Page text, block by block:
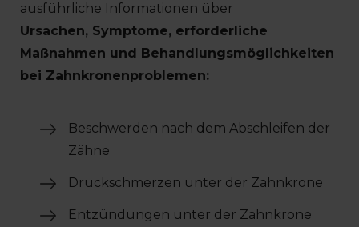
ausführliche Informationen über
Ursachen, Symptome, erforderliche
Maßnahmen und Behandlungsmöglichkeiten
bei Zahnkronenproblemen:
Beschwerden nach dem Abschleifen der
Zähne
Druckschmerzen unter der Zahnkrone
Entzündungen unter der Zahnkrone